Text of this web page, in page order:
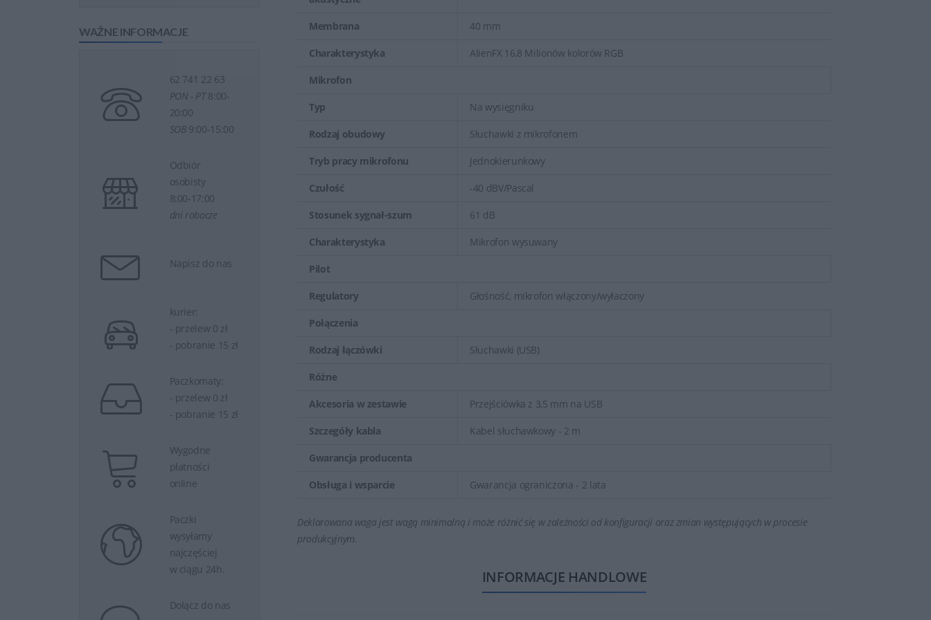
WAŻNE INFORMACJE
62 741 22 63
PON - PT8:00-
20:00
SOB9:00-15:00
Odbiór
osobisty
8:00-17:00
dni robocze
Napisz do nas
kurier:
- przelew 0 zł
- pobranie 15 zł
Paczkomaty:
- przelew 0 zł
- pobranie 15 zł
Wygodne
płatności
online
Paczki
wysyłamy
najczęściej
w ciągu 24h.
Dołącz do nas
Membrana 40 mm
Charakterystyka AlienFX 16,8 Milionów kolorów RGB
Mikrofon
Typ Na wysięgniku
Rodzaj obudowy Słuchawki z mikrofonem
Tryb pracy mikrofonu Jednokierunkowy
Czułość -40 dBV/Pascal
Stosunek sygnał-szum 61 dB
Charakterystyka Mikrofon wysuwany
Pilot
Regulatory Głośność, mikrofon włączony/wyłaczony
Połączenia
Rodzaj łączówki Słuchawki (USB)
Różne
Akcesoria w zestawie Przejściówka z 3,5 mm na USB
Szczegóły kabla Kabel słuchawkowy - 2 m
Gwarancja producenta
Obsługa i wsparcie Gwarancja ograniczona - 2 lata
Deklarowana waga jest wagą minimalną i może różnić się w zależności od konfiguracji oraz zmian występujących w procesie
produkcyjnym.
INFORMACJE HANDLOWE